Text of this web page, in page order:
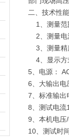
二、技术性
1、测量范
2、测量电
3、测量精
4、显示方
5、电源：
6、大输出电
7、标准输出
8、测试电流
9、本机电压
10、测试时